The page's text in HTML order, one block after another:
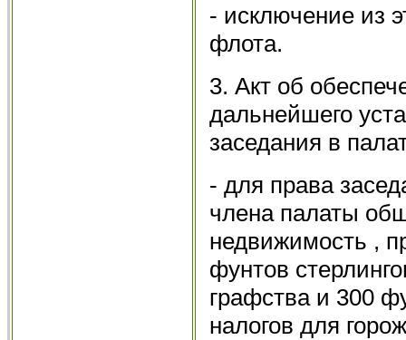
- исключение из
флота.
3. Акт об
дальнейшего
заседания в
- для права
члена палаты
недвижимость ,
фунтов
графства и 300
налогов для